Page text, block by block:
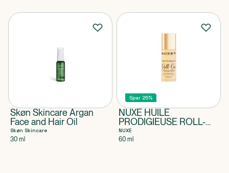
Skøn Skincare Argan
Face and Hair Oil
Skøn Skincare
30 ml
Spar 25%
NUXE HUILE
PRODIGIEUSE ROLL-
ON
NUXE
60 ml